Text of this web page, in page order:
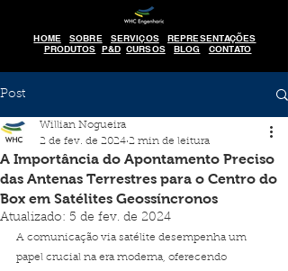
HOME SOBRE SERVIÇOS
REPRESENTAÇÕES
PRODUTOS P&D CURSOS BLOG CONTATO
Post
A Importância do Apontamento Preciso
das Antenas Terrestres para o Centro do
Box em Satélites Geossíncronos
Willian Nogueira
2 de fev. de 2024 2 min de leitura
Atualizado: 5 de fev. de 2024
A comunicação via satélite desempenha um
papel crucial na era moderna, oferecendo